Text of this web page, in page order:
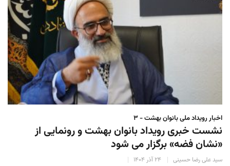
اخبار رویداد ملی بانوان بهشت - ۳
نشست خبری رویداد بانوان بهشت و رونمایی از
«نشان فضه» برگزار می شود
سید علی رضا حسینی ۲۴ آذر ۱۴۰۴